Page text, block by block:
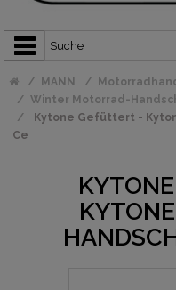
MANN
Winter Motorrad-
Kytone Gefüttert -
Ce